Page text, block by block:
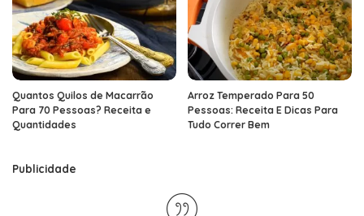
Quantos Quilos de Macarrão
Para 70 Pessoas? Receita e
Quantidades
Arroz Temperado Para 50
Pessoas: Receita E Dicas Para
Tudo Correr Bem
Publicidade